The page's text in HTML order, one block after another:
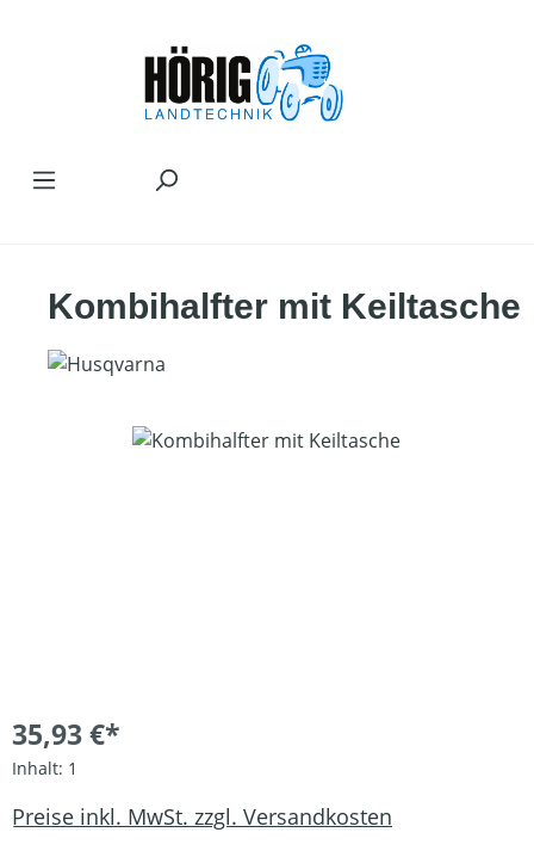
Kombihalfter mit Keiltasche
Bildergalerie überspringen
35,93 €*
Inhalt: 1
Preise inkl. MwSt. zzgl. Versandkosten